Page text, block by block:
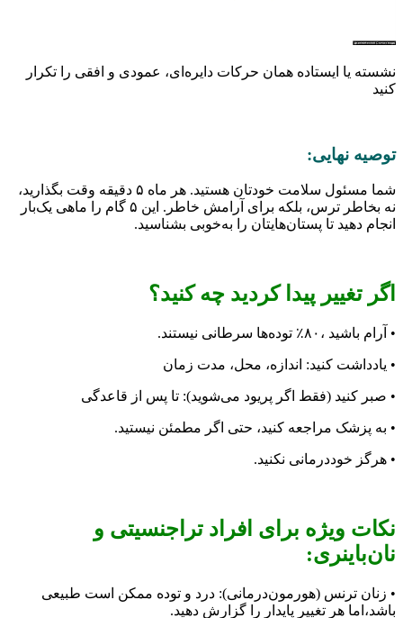
ایستاده همان حرکات دایره‌ای، عمودی و افقی را تکرار
نهایی:
شما مسئول سلامت خودتان هستید. هر ماه ۵ دقیقه وقت بگذارید،
نه بخاطر ترس، بلکه برای آرامش خاطر. این ۵ گام را ماهی یک‌بار
تا پستان‌هایتان را به‌خوبی بشناسید.
پیدا کردید چه کنید؟
سرطانی نیستند.
کنید: اندازه، محل، مدت زمان
(فقط اگر پریود می‌شوید): تا پس از قاعدگی
مراجعه کنید، حتی اگر مطمئن نیستید.
خوددرمانی نکنید.
ویژه برای افراد تراجنسیتی و
ترنس (هورمون‌درمانی): درد و توده ممکن است طبیعی
هر تغییر پایدار را گزارش دهید.